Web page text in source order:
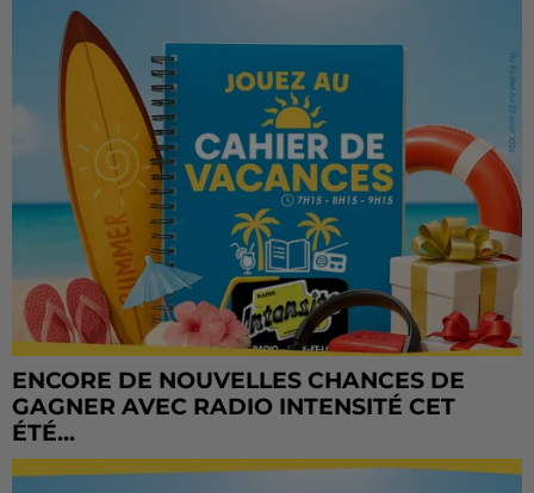
ENCORE DE NOUVELLES CHANCES DE
GAGNER AVEC RADIO INTENSITÉ CET
ÉTÉ...